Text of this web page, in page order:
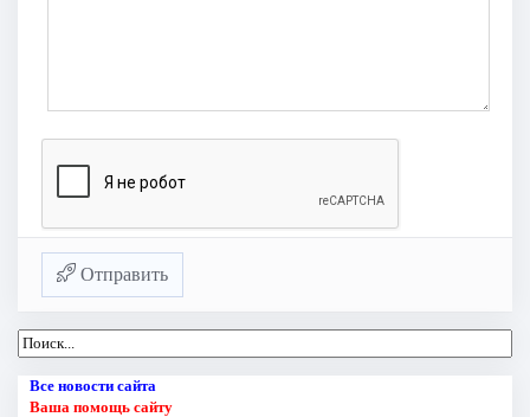
Отправить
Все новости сайта
Ваша помощь сайту